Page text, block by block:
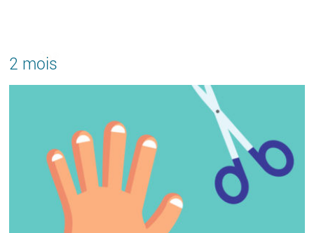
2 mois